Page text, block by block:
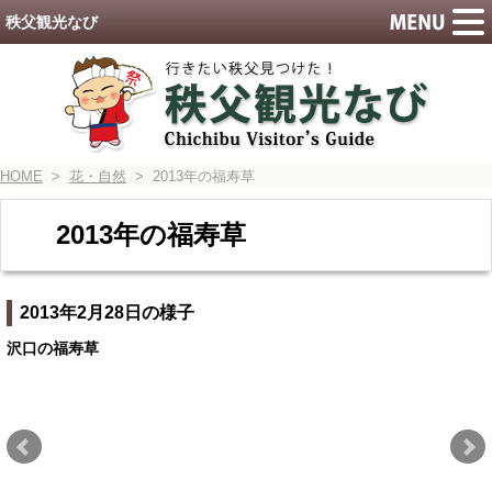
HOME > 花・自然 > 2013年の福寿草
2013年の福寿草
2013年2月28日の様子
沢口の福寿草
秩父観光なび